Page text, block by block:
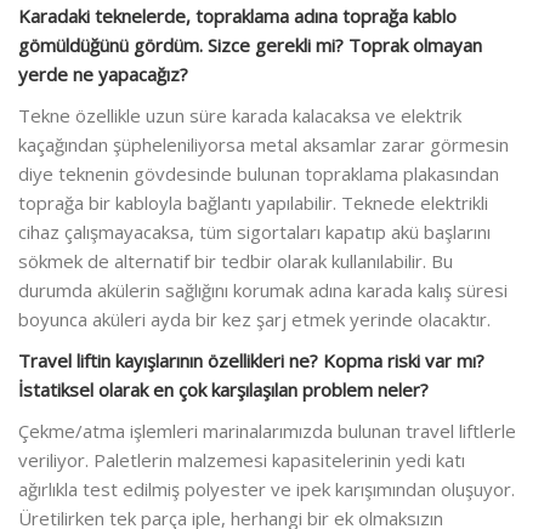
Karadaki teknelerde, topraklama adına toprağa kablo
gömüldüğünü gördüm. Sizce gerekli mi? Toprak olmayan
yerde ne yapacağız?
Tekne özellikle uzun süre karada kalacaksa ve elektrik
kaçağından şüpheleniliyorsa metal aksamlar zarar görmesin
diye teknenin gövdesinde bulunan topraklama plakasından
toprağa bir kabloyla bağlantı yapılabilir. Teknede elektrikli
cihaz çalışmayacaksa, tüm sigortaları kapatıp akü başlarını
sökmek de alternatif bir tedbir olarak kullanılabilir. Bu
durumda akülerin sağlığını korumak adına karada kalış süresi
boyunca aküleri ayda bir kez şarj etmek yerinde olacaktır.
Travel liftin kayışlarının özellikleri ne? Kopma riski var mı?
İstatiksel olarak en çok karşılaşılan problem neler?
Çekme/atma işlemleri marinalarımızda bulunan travel liftlerle
veriliyor. Paletlerin malzemesi kapasitelerinin yedi katı
ağırlıkla test edilmiş polyester ve ipek karışımından oluşuyor.
Üretilirken tek parça iple, herhangi bir ek olmaksızın